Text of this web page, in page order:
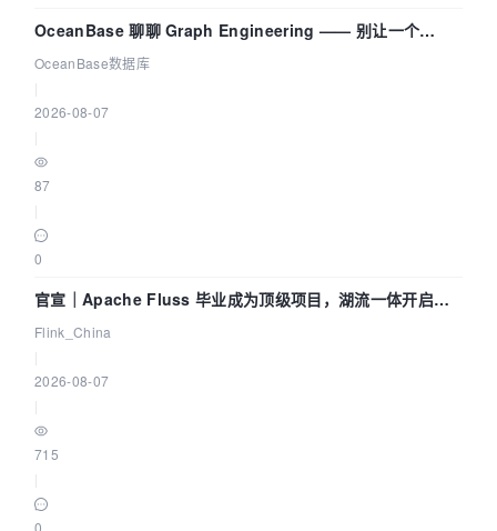
OceanBase 聊聊 Graph Engineering —— 别让一个
Agent 既当运动员又
OceanBase数据库
2026-08-07
87
0
官宣｜Apache Fluss 毕业成为顶级项目，湖流一体开启
Agentic Lake 全面实时化时代
Flink_China
2026-08-07
715
0